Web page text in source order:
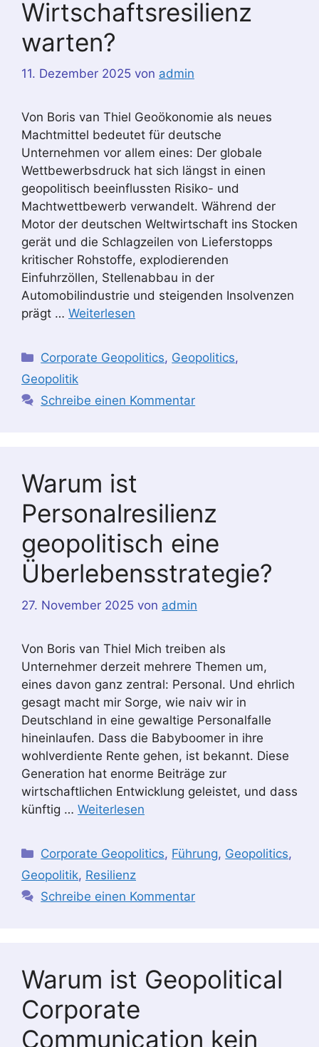
Wirtschaftsresilienz
warten?
11. Dezember 2025 von admin
Von Boris van Thiel Geoökonomie als neues
Machtmittel bedeutet für deutsche
Unternehmen vor allem eines: Der globale
Wettbewerbsdruck hat sich längst in einen
geopolitisch beeinflussten Risiko- und
Machtwettbewerb verwandelt. Während der
Motor der deutschen Weltwirtschaft ins Stocken
gerät und die Schlagzeilen von Lieferstopps
kritischer Rohstoffe, explodierenden
Einfuhrzöllen, Stellenabbau in der
Automobilindustrie und steigenden Insolvenzen
prägt … Weiterlesen
Kategorien
Corporate Geopolitics, Geopolitics,
Geopolitik
Schreibe einen Kommentar
Warum ist
Personalresilienz
geopolitisch eine
Überlebensstrategie?
27. November 2025 von admin
Von Boris van Thiel Mich treiben als
Unternehmer derzeit mehrere Themen um,
eines davon ganz zentral: Personal. Und ehrlich
gesagt macht mir Sorge, wie naiv wir in
Deutschland in eine gewaltige Personalfalle
hineinlaufen. Dass die Babyboomer in ihre
wohlverdiente Rente gehen, ist bekannt. Diese
Generation hat enorme Beiträge zur
wirtschaftlichen Entwicklung geleistet, und dass
künftig … Weiterlesen
Kategorien
Corporate Geopolitics, Führung, Geopolitics,
Geopolitik, Resilienz
Schreibe einen Kommentar
Warum ist Geopolitical
Corporate
Communication kein